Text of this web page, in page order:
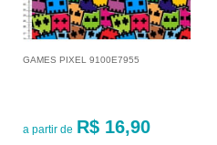
GAMES PIXEL 9100E7955
a partir de R$ 16,90